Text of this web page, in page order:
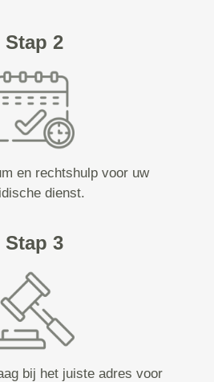
Stap 2
en rechtshulp voor uw
dienst.
Stap 3
bij het juiste adres voor